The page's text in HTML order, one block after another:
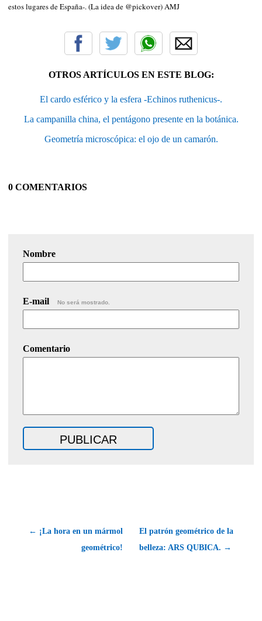
estos lugares de España-. (La idea de @pickover) AMJ
OTROS ARTÍCULOS EN ESTE BLOG:
El cardo esférico y la esfera -Echinos ruthenicus-.
La campanilla china, el pentágono presente en la botánica.
Geometría microscópica: el ojo de un camarón.
0 COMENTARIOS
Nombre
E-mail No será mostrado.
Comentario
← ¡La hora en un mármol
geométrico!
El patrón geométrico de la
belleza: ARS QUBICA. →